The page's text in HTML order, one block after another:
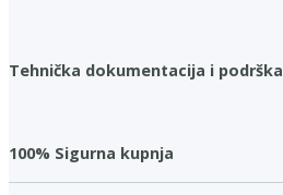
Tehnička dokumentacija i podrška
100% Sigurna kupnja